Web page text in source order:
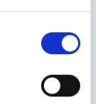
神戸労災病院